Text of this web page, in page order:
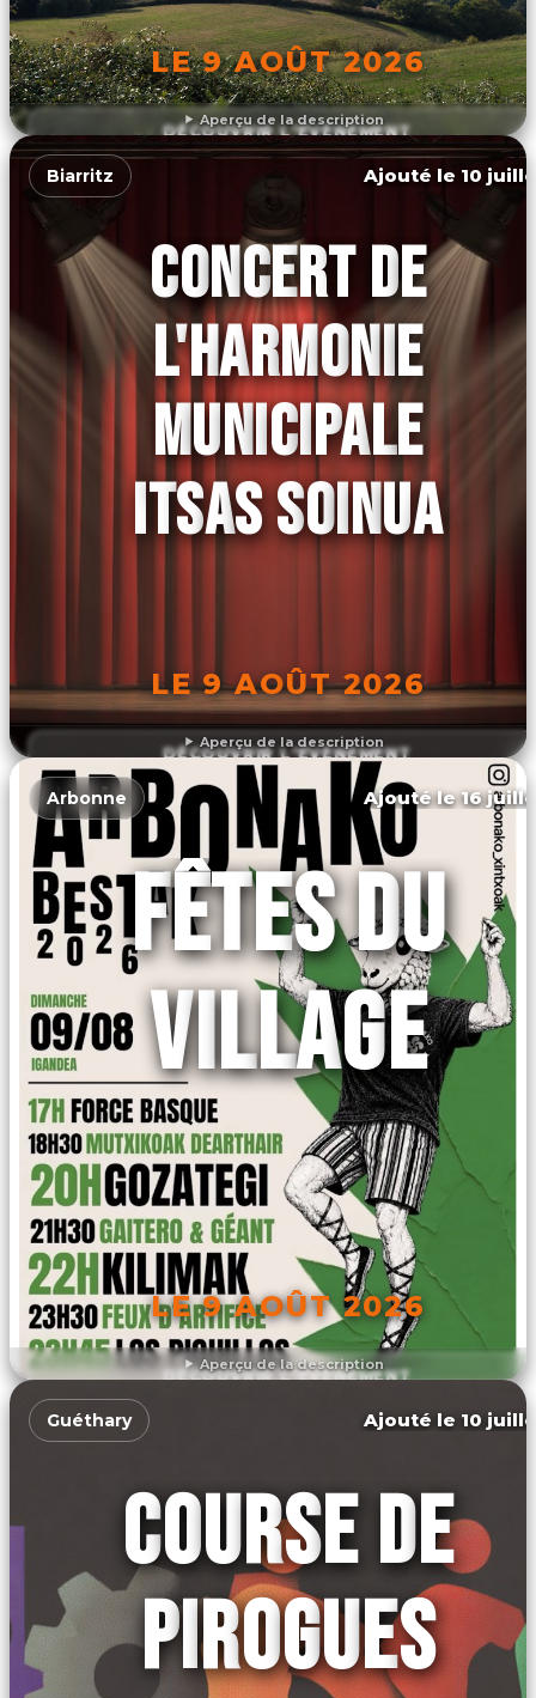
Aperçu de la description
LE 9 AOÛT 2026
DÉCOUVRIR L'ÉVÉNEMENT
Aperçu de la description
Biarritz Ajouté le 10
CONCERT DE
L'HARMONIE
MUNICIPALE
ITSAS SOINUA
LE 9 AOÛT 2026
DÉCOUVRIR L'ÉVÉNEMENT
Aperçu de la description
Arbonne Ajouté le 16
FÊTES DU
VILLAGE
LE 9 AOÛT 2026
DÉCOUVRIR L'ÉVÉNEMENT
Guéthary Ajouté le 10
COURSE DE
PIROGUES